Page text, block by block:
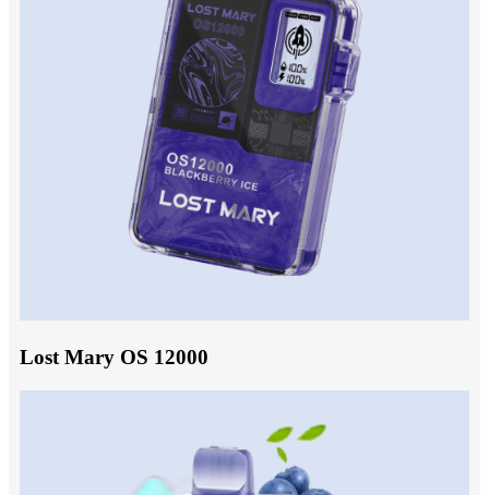
Lost Mary OS 12000